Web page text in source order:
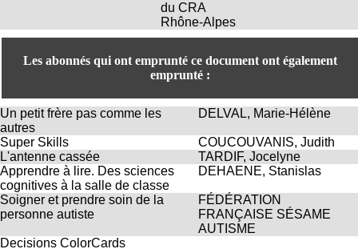
du CRA
Rhône-Alpes
Les abonnés qui ont emprunté ce document ont également
emprunté :
Un petit frère pas comme les
autres
DELVAL, Marie-Hélène
Super Skills
COUCOUVANIS, Judith
L'antenne cassée
TARDIF, Jocelyne
Apprendre à lire. Des sciences
cognitives à la salle de classe
DEHAENE, Stanislas
Soigner et prendre soin de la
personne autiste
FÉDÉRATION
FRANÇAISE SÉSAME
AUTISME
Decisions ColorCards
L
n
a
u
V
e
n
d
r
e
i